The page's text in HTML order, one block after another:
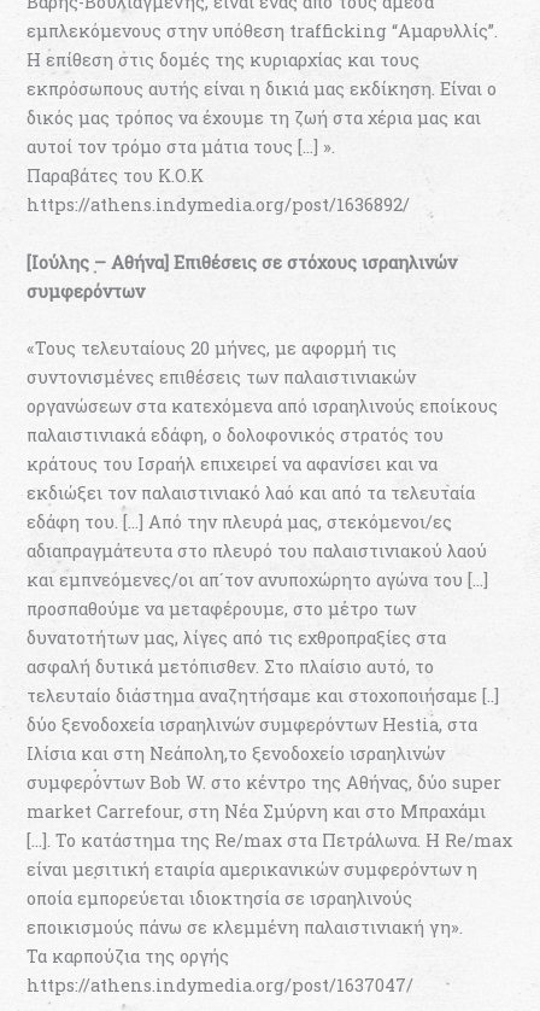
εμπλεκόμενους στην υπόθεση trafficking “Αμαρυλλίς”.
Η επίθεση στις δομές της κυριαρχίας και τους
εκπρόσωπους αυτής είναι η δικιά μας εκδίκηση. Είναι ο
δικός μας τρόπος να έχουμε τη ζωή στα χέρια μας και
αυτοί τον τρόμο στα μάτια τους […] ».
Παραβάτες του Κ.Ο.Κ
https://athens.indymedia.org/post/1636892/
[Ιούλης – Αθήνα] Επιθέσεις σε στόχους ισραηλινών
συμφερόντων
«Τους τελευταίους 20 μήνες, με αφορμή τις
συντονισμένες επιθέσεις των παλαιστινιακών
οργανώσεων στα κατεχόμενα από ισραηλινούς εποίκους
παλαιστινιακά εδάφη, ο δολοφονικός στρατός του
κράτους του Ισραήλ επιχειρεί να αφανίσει και να
εκδιώξει τον παλαιστινιακό λαό και από τα τελευταία
εδάφη του. […] Από την πλευρά μας, στεκόμενοι/ες
αδιαπραγμάτευτα στο πλευρό του παλαιστινιακού λαού
και εμπνεόμενες/οι απ´τον ανυποχώρητο αγώνα του […]
προσπαθούμε να μεταφέρουμε, στο μέτρο των
δυνατοτήτων μας, λίγες από τις εχθροπραξίες στα
ασφαλή δυτικά μετόπισθεν. Στο πλαίσιο αυτό, το
τελευταίο διάστημα αναζητήσαμε και στοχοποιήσαμε [..]
δύο ξενοδοχεία ισραηλινών συμφερόντων Hestia, στα
Ιλίσια και στη Νεάπολη,το ξενοδοχείο ισραηλινών
συμφερόντων Bob W. στο κέντρο της Αθήνας, δύο super
market Carrefour, στη Νέα Σμύρνη και στο Μπραχάμι
[…]. Το κατάστημα της Re/max στα Πετράλωνα. Η Re/max
είναι μεσιτική εταιρία αμερικανικών συμφερόντων η
οποία εμπορεύεται ιδιοκτησία σε ισραηλινούς
εποικισμούς πάνω σε κλεμμένη παλαιστινιακή γη».
Τα καρπούζια της οργής
https://athens.indymedia.org/post/1637047/